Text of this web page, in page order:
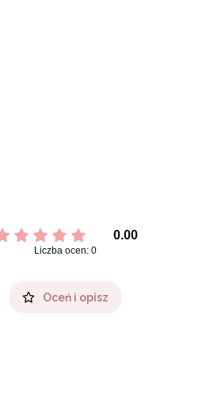
0.00
Liczba ocen: 0
Oceń i opisz